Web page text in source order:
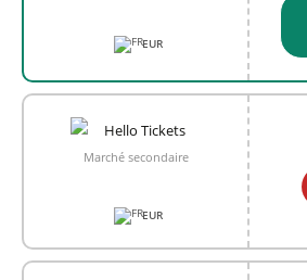
EUR
Marché secondaire
EUR